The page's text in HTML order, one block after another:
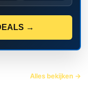
→
Alles bekijken →